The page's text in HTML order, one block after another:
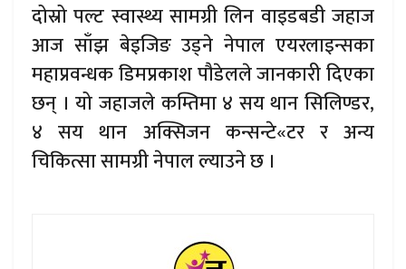
दोस्रो पल्ट स्वास्थ्य सामग्री लिन वाइडबडी जहाज
आज साँझ बेइजिङ उड्ने नेपाल एयरलाइन्सका
महाप्रवन्धक डिमप्रकाश पौडेलले जानकारी दिएका
छन् । यो जहाजले कम्तिमा ४ सय थान सिलिण्डर,
४ सय थान अक्सिजन कन्सन्टे«टर र अन्य
चिकित्सा सामग्री नेपाल ल्याउने छ ।